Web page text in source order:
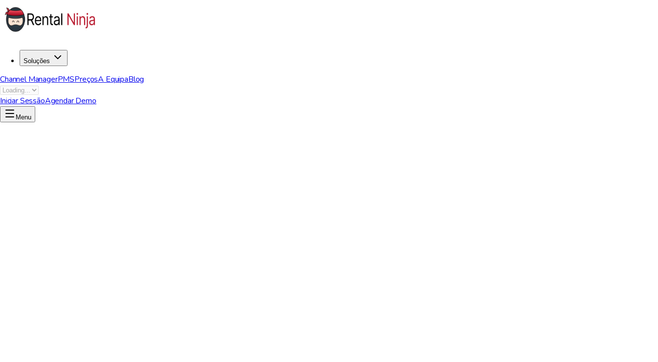
Soluções
Channel ManagerPMSPreçosA EquipaBlog
Iniciar SessãoAgendar Demo
Menu